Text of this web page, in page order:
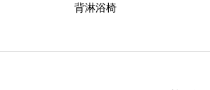
背淋浴椅